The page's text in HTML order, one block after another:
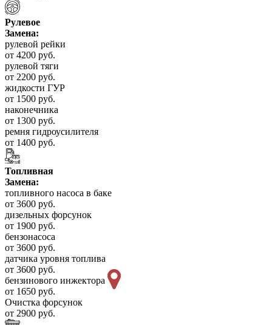
Рулевое
Замена:
рулевой рейки
от 4200 руб.
рулевой тяги
от 2200 руб.
жидкости ГУР
от 1500 руб.
наконечника
от 1300 руб.
ремня гидроусилителя
от 1400 руб.
Топливная
Замена:
топливного насоса в баке
от 3600 руб.
дизельных форсунок
от 1900 руб.
бензонасоса
от 3600 руб.
датчика уровня топлива
от 3600 руб.
бензинового инжектора
от 1650 руб.
Очистка форсунок
от 2900 руб.